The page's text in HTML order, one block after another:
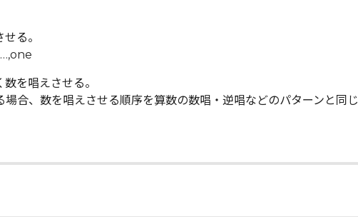
る。
を唱えさせる。
合、数を唱えさせる順序を算数の数唱・逆唱などのパターンと同じ